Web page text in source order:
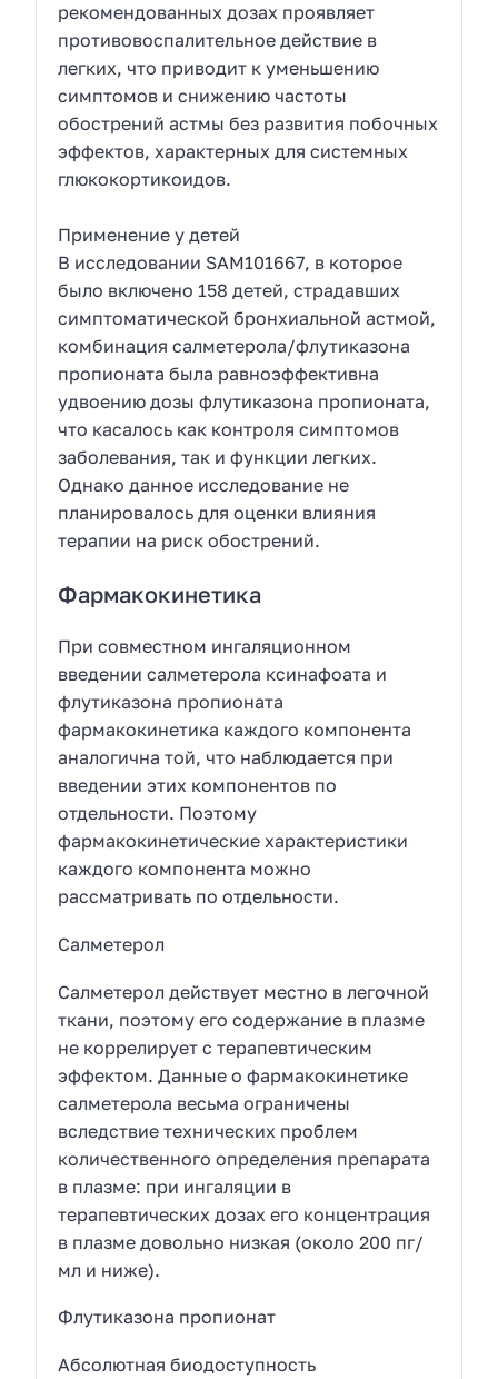
рекомендованных дозах проявляет
противовоспалительное действие в
легких, что приводит к уменьшению
симптомов и снижению частоты
обострений астмы без развития побочных
эффектов, характерных для системных
глюкокортикоидов.
Применение у детей
В исследовании SAM101667, в которое
было включено 158 детей, страдавших
симптоматической бронхиальной астмой,
комбинация салметерола/флутиказона
пропионата была равноэффективна
удвоению дозы флутиказона пропионата,
что касалось как контроля симптомов
заболевания, так и функции легких.
Однако данное исследование не
планировалось для оценки влияния
терапии на риск обострений.
Фармакокинетика
При совместном ингаляционном
введении салметерола ксинафоата и
флутиказона пропионата
фармакокинетика каждого компонента
аналогична той, что наблюдается при
введении этих компонентов по
отдельности. Поэтому
фармакокинетические характеристики
каждого компонента можно
рассматривать по отдельности.
Салметерол
Салметерол действует местно в легочной
ткани, поэтому его содержание в плазме
не коррелирует с терапевтическим
эффектом. Данные о фармакокинетике
салметерола весьма ограничены
вследствие технических проблем
количественного определения препарата
в плазме: при ингаляции в
терапевтических дозах его концентрация
в плазме довольно низкая (около 200 пг/
мл и ниже).
Флутиказона пропионат
Абсолютная биодоступность